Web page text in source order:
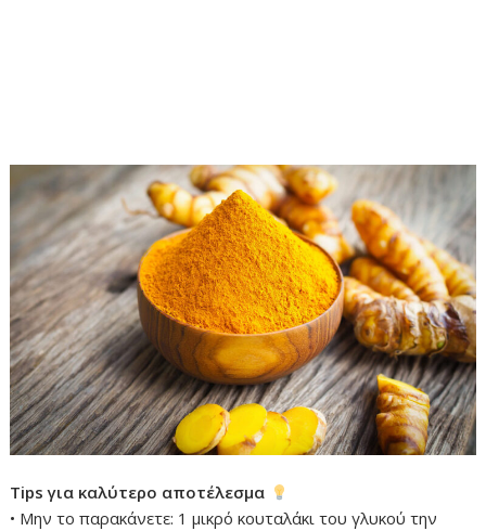
Tips για καλύτερο αποτέλεσμα
• Μην το παρακάνετε: 1 μικρό κουταλάκι του γλυκού την